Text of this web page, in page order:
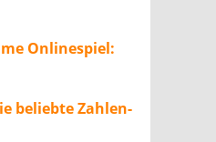
Onlinespiel:
beliebte Zahlen-